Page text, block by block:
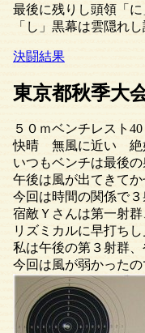
最後に残りし頭領「
「し」黒幕は雲隠れ
決闘結果
東京都秋季大
５０ｍベンチレスト
快晴 無風に近い 絶
いつもベンチは最後
午後は風が出てきて
今回は時間の関係で
宿敵Ｙさんは第一射
リズミカルに早打ちし
私は午後の第３射群
今回は風が弱かった